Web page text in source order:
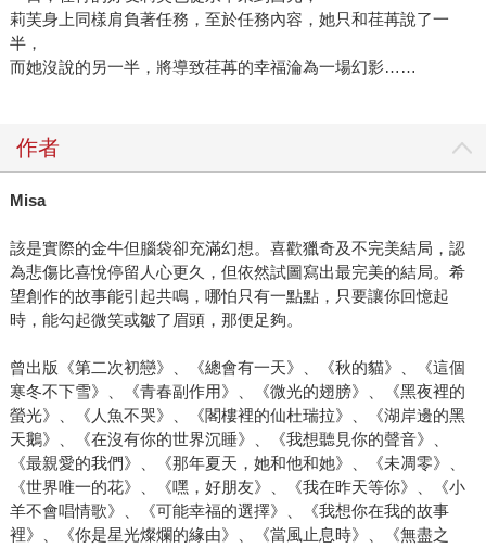
莉芙身上同樣肩負著任務，至於任務內容，她只和荏苒說了一
半，
而她沒說的另一半，將導致荏苒的幸福淪為一場幻影……
作者
Misa
該是實際的金牛但腦袋卻充滿幻想。喜歡獵奇及不完美結局，認
為悲傷比喜悅停留人心更久，但依然試圖寫出最完美的結局。希
望創作的故事能引起共鳴，哪怕只有一點點，只要讓你回憶起
時，能勾起微笑或皺了眉頭，那便足夠。
曾出版《第二次初戀》、《總會有一天》、《秋的貓》、《這個
寒冬不下雪》、《青春副作用》、《微光的翅膀》、《黑夜裡的
螢光》、《人魚不哭》、《閣樓裡的仙杜瑞拉》、《湖岸邊的黑
天鵝》、《在沒有你的世界沉睡》、《我想聽見你的聲音》、
《最親愛的我們》、《那年夏天，她和他和她》、《未凋零》、
《世界唯一的花》、《嘿，好朋友》、《我在昨天等你》、《小
羊不會唱情歌》、《可能幸福的選擇》、《我想你在我的故事
裡》、《你是星光燦爛的緣由》、《當風止息時》、《無盡之